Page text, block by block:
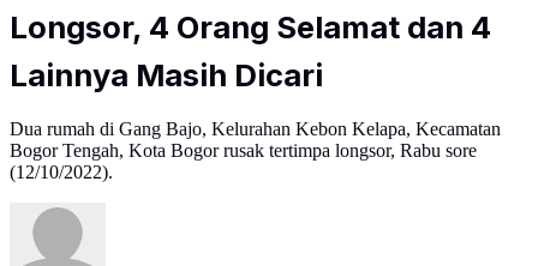
Longsor, 4 Orang Selamat dan 4
Lainnya Masih Dicari
Dua rumah di Gang Bajo, Kelurahan Kebon Kelapa, Kecamatan
Bogor Tengah, Kota Bogor rusak tertimpa longsor, Rabu sore
(12/10/2022).